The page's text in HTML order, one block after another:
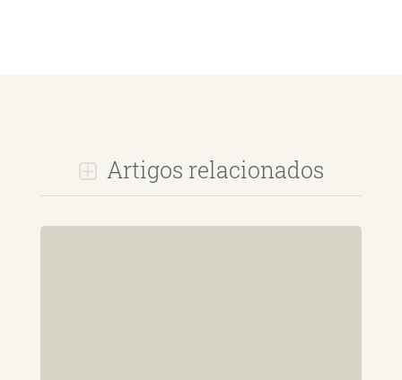
Artigos relacionados